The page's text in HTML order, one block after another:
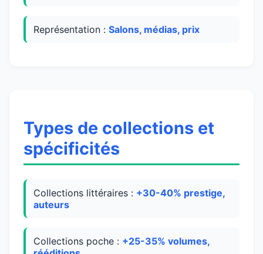
Représentation : Salons, médias, prix
Types de collections et
spécificités
Collections littéraires : +30-40% prestige,
auteurs
Collections poche : +25-35% volumes,